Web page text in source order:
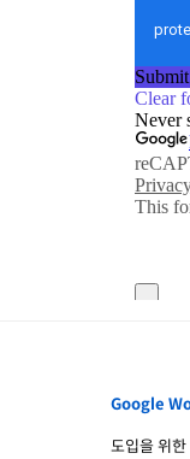
Google
도입을 위